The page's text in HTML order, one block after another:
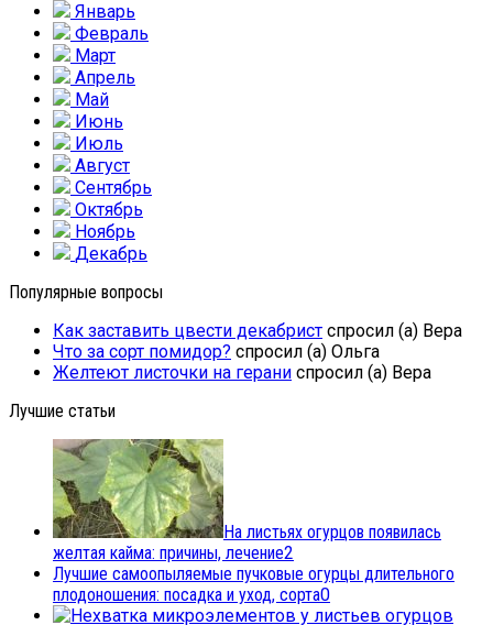
Январь
Февраль
Март
Апрель
Май
Июнь
Июль
Август
Сентябрь
Октябрь
Ноябрь
Декабрь
Популярные вопросы
Как заставить цвести декабрист спросил (а) Вера
Что за сорт помидор? спросил (а) Ольга
Желтеют листочки на герани спросил (а) Вера
Лучшие статьи
На листьях огурцов появилась
желтая кайма: причины, лечение2
Лучшие самоопыляемые пучковые огурцы длительного
плодоношения: посадка и уход, сорта0